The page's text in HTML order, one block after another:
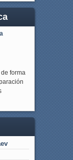
forma